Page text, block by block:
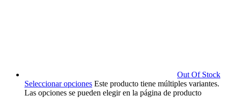
Out Of Stock
Seleccionar opciones Este producto tiene múltiples variantes.
Las opciones se pueden elegir en la página de producto